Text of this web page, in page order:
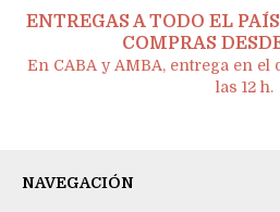
ENTREGAS A TODO EL
COMPRAS
En CABA y AMBA, entrega en
las 12 h.
NAVEGACIÓN